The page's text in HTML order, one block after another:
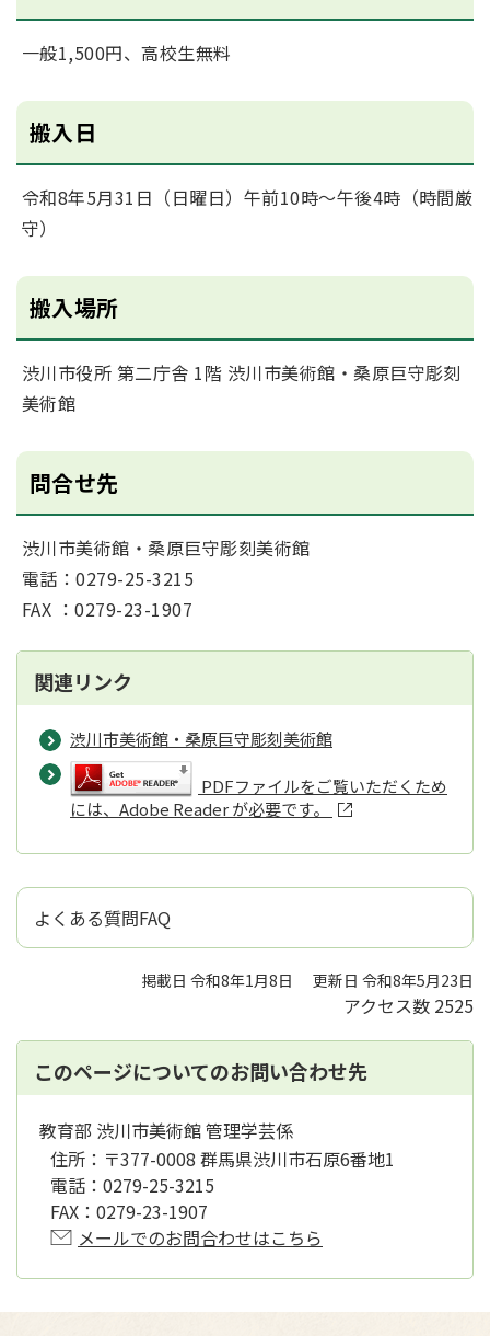
一般1,500円、高校生無料
搬入日
令和8年5月31日（日曜日）午前10時～午後4時（時間厳
守）
搬入場所
渋川市役所 第二庁舎 1階 渋川市美術館・桑原巨守彫刻
美術館
問合せ先
渋川市美術館・桑原巨守彫刻美術館
電話：0279-25-3215
FAX ：0279-23-1907
関連リンク
渋川市美術館・桑原巨守彫刻美術館
PDFファイルをご覧いただくため
には、Adobe Reader が必要です。
よくある質問FAQ
掲載日 令和8年1月8日 更新日 令和8年5月23日
アクセス数 2525
このページについてのお問い合わせ先
教育部 渋川市美術館 管理学芸係
住所： 〒377-0008 群馬県渋川市石原6番地1
電話： 0279-25-3215
FAX： 0279-23-1907
メールでのお問合わせはこちら